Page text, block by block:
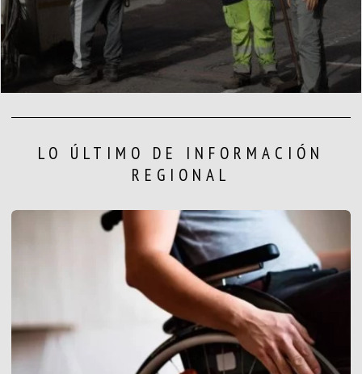
LO ÚLTIMO DE INFORMACIÓN
REGIONAL